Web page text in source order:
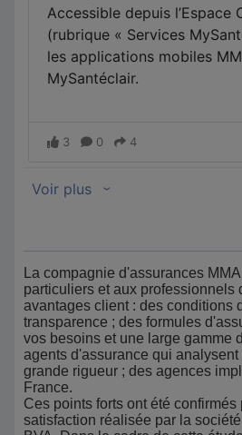
La compagnie d'assurances
particuliers et aux professionnels
avantages client : des conditions
transparence ; des formules
vos besoins et une large gamme
agents d'assurance qui
grande rigueur ; des agences
France.
Ces points forts ont été confirmés
satisfaction réalisée par la